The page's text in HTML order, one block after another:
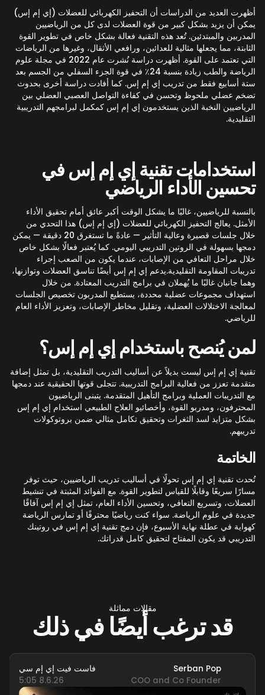
أظهرت العديد من الدراسات أن التحفيز الكهربائي للعضلات (إي إم إس)
يمكن أن يزيد بشكل كبير من قوة العضلات لدى كل من الرياضيين
المدربين والمبتدئين. تُعد هذه التقنية فعالة بشكل خاص في تطوير القوة
الثابتة، مما يجعلها مثالية للعدائين، ورافعي الأثقال، وغيرها من الرياضات
التي تعتمد على القوة. أظهرت دراسة نُشرت عام 2022 في مجلة علوم
الرياضة والطب زيادة بنسبة 24٪ في قوة الجزء السفلي من الجسم بعد
ستة أسابيع فقط من تدريب إي إم إس. كما أفادت دراسة أخرى بحدوث
تضخم عضلي ملحوظ وتحسن في كفاءة التواصل العصبي العضلي بين
الرياضيين النخبة الذين يستخدمون إي إم إس كمكمل لبرامجهم التدريبية
التقليدية.
استخدامات تقنية إي إم إس في
تحسين الأداء الرياضي
بالنسبة للرياضيين، غالبًا ما يشكل الوقت أكبر عائق أمام تحقيق الأداء
الأمثل. يعالج التحفيز الكهربائي للعضلات (إي إم إس) هذا التحدي من
خلال جلسات قصيرة وعالية التأثير — عادةً ما تستغرق 20 دقيقة — يمكن
دمجها بسهولة في الروتين التدريبي اليومي. كما يُعتبر فعالًا بشكل خاص
خلال مراحل التعافي من الإصابات، عندما يكون من الصعب إجراء
تدريبات المقاومة التقليدية.يدعم إي إم إس أيضًا تناسق العضلات وتوازنها،
وهما جانبان غالبًا ما يُهملان في برامج التدريب المعتادة. من خلال
استهداف مجموعات عضلية محددة، يستطيع المدربون تخصيص الجلسات
لمعالجة الاختلالات العضلية، وتقليل مخاطر الإصابات، وتعزيز الأداء العام
للرياضي.
لمن يُنصح باستخدام إي إم إس؟
تقنية إي إم إس ليست بديلاً عن أساليب التدريب التقليدية، بل تمثل إضافة
متقدمة تعزز من فعالية البرامج التدريبية. تتجلى قوتها الحقيقية عند دمجها
مع التدريبات العملية وبرامج التأهيل المتقدمة. يتبنى الرياضيون
المحترفون، ومدربو القوة، وأخصائيو العلاج الطبيعي استخدام إي إم إس
بشكل متزايد لسد الثغرات وتحقيق تكامل مثالي ضمن بروتوكولات
تدريبهم.
الخاتمة
تُحدث تقنية إي إم إس تحولًا في أساليب تدريب الرياضيين، حيث توفر
مسارًا سريعًا وقابلًا للقياس لتطوير القوة. مع الفوائد المثبتة في تنشيط
العضلات، وتسريع التعافي، وتحسين الأداء العام، تمثل إي إم إس آفاقًا
جديدة في علوم الرياضة. سواء كنت رياضيًا محترفًا أو تمارس الرياضة
كهواية في عطلة نهاية الأسبوع، فإن دمج تقنية إي إم إس في روتينك
التدريبي قد يكون المفتاح لتحقيق كامل قدراتك.
مقالات مماثلة
قد ترغب أيضًا في ذلك
Serban Pop
COO and Co Founder
فاست فيت إي إم سي
8.6.26 5:05